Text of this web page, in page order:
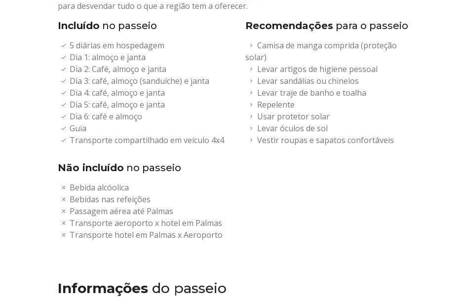
para desvendar tudo o que a região tem a oferecer.
Incluído no passeio
5 diárias em hospedagem
Dia 1: almoço e janta
Dia 2: Café, almoço e janta
Dia 3: café, almoço (sanduíche) e janta
Dia 4: café, almoço e janta
Dia 5: café, almoço e janta
Dia 6: café e almoço
Guia
Transporte compartilhado em veículo 4x4
Não incluído no passeio
Bebida alcóolica
Bebidas nas refeições
Passagem aérea até Palmas
Transporte aeroporto x hotel em Palmas
Transporte hotel em Palmas x Aeroporto
Recomendações para o passeio
Camisa de manga comprida (proteção
solar)
Levar artigos de higiene pessoal
Levar sandálias ou chinelos
Levar traje de banho e toalha
Repelente
Usar protetor solar
Levar óculos de sol
Vestir roupas e sapatos confortáveis
Informações do passeio